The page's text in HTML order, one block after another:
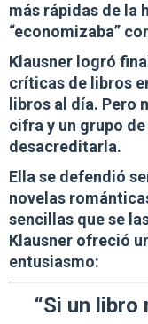
más rápidas de la
“economizaba”
Klausner logró
críticas de libros
libros al día. Pero
cifra y un grupo
desacreditarla.
Ella se defendió
novelas
sencillas que se
Klausner ofreció
entusiasmo:
“Si un libro